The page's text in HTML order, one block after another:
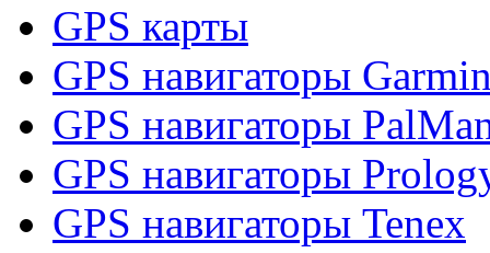
GPS карты
GPS навигаторы
GPS навигаторы
GPS навигаторы
GPS навигаторы Tenex